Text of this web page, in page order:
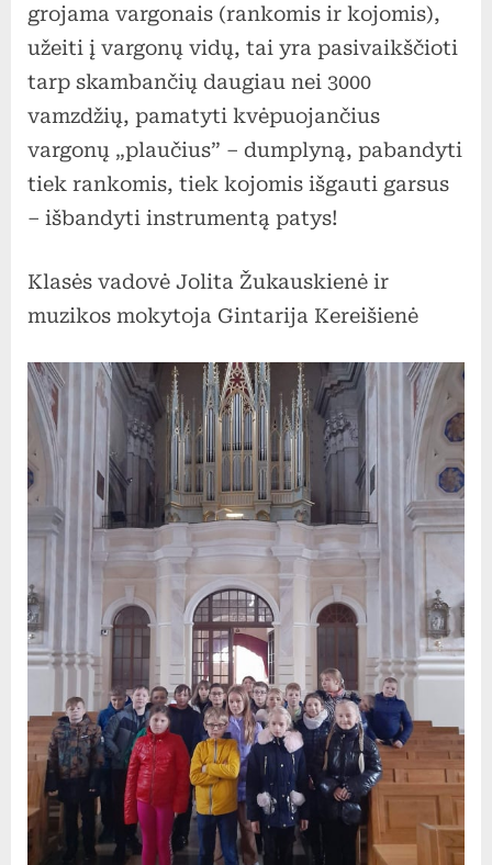
grojama vargonais (rankomis ir kojomis),
užeiti į vargonų vidų, tai yra pasivaikščioti
tarp skambančių daugiau nei 3000
vamzdžių, pamatyti kvėpuojančius
vargonų „plaučius” – dumplyną, pabandyti
tiek rankomis, tiek kojomis išgauti garsus
– išbandyti instrumentą patys!
Klasės vadovė Jolita Žukauskienė ir
muzikos mokytoja Gintarija Kereišienė